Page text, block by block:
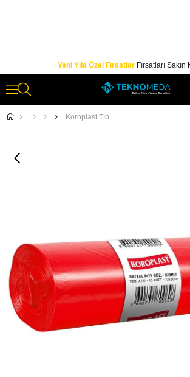
Yeni Yıla Özel FırsatlarFırsatları Sakın
Koroplast Tıbbi Atık Çöp Torbası Kırmızı Battal Boy 72x80 Büzgülü